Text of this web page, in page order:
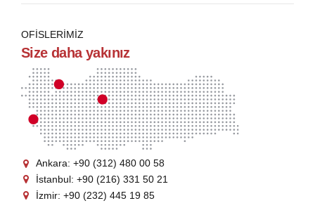
OFİSLERİMİZ
Size daha yakınız
Ankara: +90 (312) 480 00 58
İstanbul: +90 (216) 331 50 21
İzmir: +90 (232) 445 19 85